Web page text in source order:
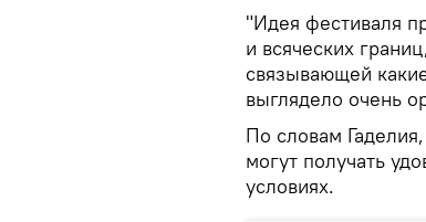
"Идея фестиваля
и всяческих
связывающей
выглядело очень
По словам
могут получать
условиях.